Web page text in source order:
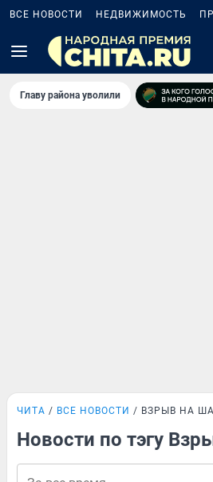
ВСЕ НОВОСТИ НЕДВИЖИМОСТЬ
Главу района уволили
ЧИТА ВСЕ НОВОСТИ ВЗРЫВ НА
Новости по тэгу